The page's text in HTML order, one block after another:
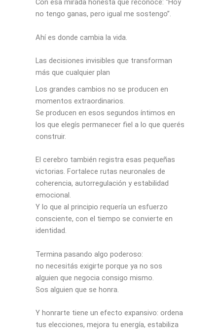
Con esa mirada honesta que reconoce: “Hoy
no tengo ganas, pero igual me sostengo”.
Ahí es donde cambia la vida.
Las decisiones invisibles que transforman
más que cualquier plan
Los grandes cambios no se producen en
momentos extraordinarios.
Se producen en esos segundos íntimos en
los que elegís permanecer fiel a lo que querés
construir.
El cerebro también registra esas pequeñas
victorias. Fortalece rutas neuronales de
coherencia, autorregulación y estabilidad
emocional.
Y lo que al principio requería un esfuerzo
consciente, con el tiempo se convierte en
identidad.
Termina pasando algo poderoso:
no necesitás exigirte porque ya no sos
alguien que negocia consigo mismo.
Sos alguien que se honra.
Y honrarte tiene un efecto expansivo: ordena
tus elecciones, mejora tu energía, estabiliza